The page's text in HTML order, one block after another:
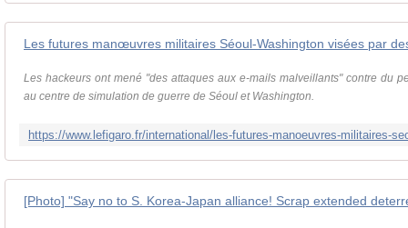
Les futures manœuvres militaires Séoul-Washington visées par
Les hackeurs ont mené "des attaques aux e-mails malveillants" contre du
au centre de simulation de guerre de Séoul et Washington.
[Photo] "Say no to S. Korea-Japan alliance! Scrap extended